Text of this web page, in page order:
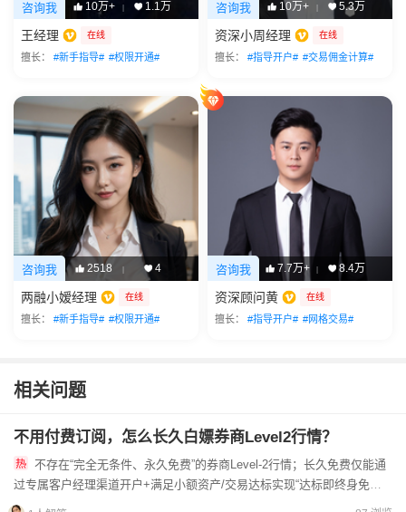
咨询我 10万+ | 1.1万
王经理 在线
擅长： #新手指导# #权限开通#
咨询我 10万+ | 5.3万
资深小周经理 在线
擅长： #指导开户# #交易佣金计算#
咨询我 2518 | 4
两融小嫒经理 在线
擅长： #新手指导# #权限开通#
咨询我 7.7万+ | 8.4万
资深顾问黄 在线
擅长： #指导开户# #网格交易#
相关问题
不用付费订阅，怎么长久白嫖券商Level2行情？
过‌专属客户经理渠道开户+满足小额资产/交易达标‌实现“达标即终身免订
阅”，投资者可以通过线上客户经理为您办理开户...